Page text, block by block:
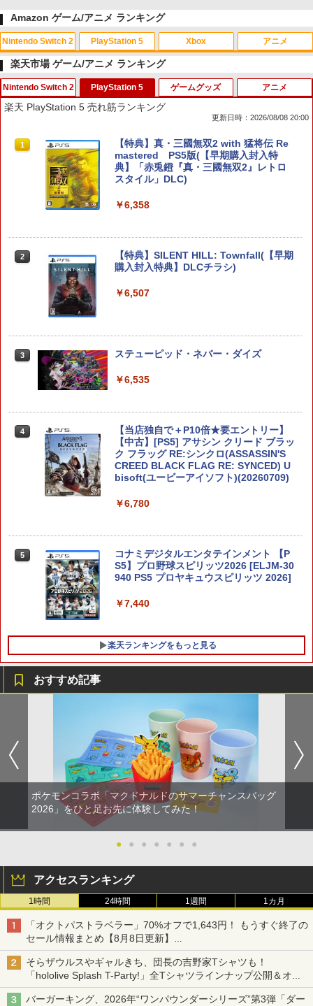
Amazon ゲーム/アニメ ランキング
Nintendo Switch 2
1
スプラトゥーン レイダース|オンライン
コード版
￥5,832
Nintendo Switch 2(日本語・国内専用)
ニンテンドープリペイド番号 9000円|オ
￥9,000
ニンテンドープリペイド番号 5000円|オ
ンラインコード版
PlayStation 5
1
PlayStation 5 デジタル・エディション
日本語専用 Console Language: Japan
ese only (CFI-2200B01)
￥55,000
プロダクトコード 封入
￥7,286
【純正品】ディスクドライブ(CFI-ZDD1
￥11,980
【純正品】DualSense ワイヤレスコン
￥10,737
【純正品】DualSense ワイヤレスコン
Xbox
1
【純正品】Xbox ワイヤレス コントロー
ラー + USB-C® ケーブル
￥8,300
【純正品】Xbox ワイヤレス コントロー
【純正品】Xbox ワイヤレス コントロー
4
【純正品】Xbox 充電式バッテリー + US
B-C ケーブル
【国内正規品】Thrustmaster スラスト
マスター TH8S シフター - PC、PS4、P
S5、PS5 Pro、Xbox One、Xbox Serie
アニメ
1
劇場版「鬼滅の刃」無限城編 第一章 猗
窩座再来 通常版 [Blu-ray]
￥3,982
窩座再来 通常版 [DVD]
【Amazon.co.jp限定】劇場版モノノ怪
り来たる！スタジオ描き下ろしイラスト
劇場版「鬼滅の刃」無限城編 第一章 猗
窩座再来 完全生産限定版 [Blu-ray]
￥8,698
第三章 蛇神 (オリジナル特典:オリジナル
巾着＋メーカー特典:【坤と離】二振りの
剣、十翼より来たる！スタジオ描き下ろ
楽天市場 ゲーム/アニメ ランキング
Nintendo Switch 2
1
【中古】Nintendo Switch2ソフト マリ
オテニス フィーバー【一宮店】
￥6,900
レンジャー Switch2版(【早期購入封入
特典】プレオーダーパック＋「デジモン
3
桃太郎電鉄2 〜あなたの町も きっとあ
編＋西日本編 【Switch2】 NXS-P-A8K
￥7,890
【特典】ドラゴンクエストVII Reimagin
ed NintendoSwitch2版(40周年スライム
【特典】ほの暮しの庭 switch2版(【初
回外付特典】切り取れるクリアカード)
￥8,118
PlayStation 5
楽天 PlayStation 5 売れ筋ランキング
更新日時：2026/08/08 20:00
1
【特典】真・三國無双2 with 猛将伝 Re
mastered PS5版(【早期購入封入特
典】「赤兎鐙『真・三國無双2』レトロ
スタイル」DLC)
￥6,358
2
【特典】SILENT HILL: Townfall(【早期
購入封入特典】DLCチラシ)
￥6,507
3 ステューピッド・ネバー・ダイズ
￥6,535
4
【当店独自で＋P10倍★要エントリー】
【中古】[PS5] アサシン クリード ブラッ
ク フラッグ RE:シンクロ(ASSASSIN'S
CREED BLACK FLAG RE: SYNCED) U
bisoft(ユービーアイソフト)(20260709)
￥6,780
5
コナミデジタルエンタテインメント 【P
S5】プロ野球スピリッツ2026 [ELJM-30
940 PS5 プロヤキュウスピリッツ 2026]
￥7,440
楽天ランキングをもっと見る
ゲームグッズ
【中古】大乱闘スマッシュブラザーズX
￥350
【中古】アッコにおまかせ!ブレインショ
ック
￥350
【中古】ラストストーリー(特典なし) -
Wii
￥350
4
【中古】不思議のダンジョン 風来のシレ
ンDS
アニメ
【中古】アーロと少年 MovieNEX [純正
ブルーレイ＋純正ケース]
￥780
【中古】アナと雪の女王 MovieNEX BD
+DVDセット 【ブルーレイ】／クリステ
ン・ベルブルーレイ／海外アニメ・定番
スタジオ
￥806
3
￥1,265
おすすめ記事
ポケモンコラボ「マクドナルドのサマーチャンスバッグ
2026」をひと足お先に体験してみた！
● ● ● ● ● ● ●
アクセスランキング
1時間 24時間 1週間 1カ月
「オクトパストラベラー」70%オフで1,643円！ もうすぐ終了の
セール情報まとめ【8月8日更新】
ニンテンドーeショップでは「大神 絶景版」が67%オフで990円
そらザウルスやギャルきち、団長の吉野家Tシャツも！
「hololive Splash T-Party!」全Tシャツラインナップ公開＆オン
ライン販売開始
バーガーキング、2026年“ワンパウンダーシリーズ”第3弾「ダー